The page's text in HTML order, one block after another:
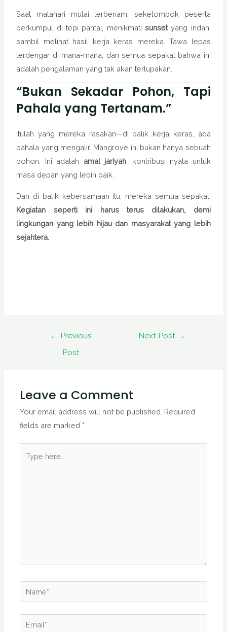
Saat matahari mulai terbenam, sekelompok peserta
berkumpul di tepi pantai, menikmati sunsetyang indah,
sambil melihat hasil kerja keras mereka. Tawa lepas
terdengar di mana-mana, dan semua sepakat bahwa ini
adalah pengalaman yang tak akan terlupakan.
“Bukan Sekadar Pohon, Tapi
Pahala yang Tertanam.”
Itulah yang mereka rasakan—di balik kerja keras, ada
pahala yang mengalir. Mangrove ini bukan hanya sebuah
pohon. Ini adalah amal jariyah , kontribusi nyata untuk
masa depan yang lebih baik.
Dan di balik kebersamaan itu, mereka semua sepakat:
Kegiatan seperti ini harus terus dilakukan, demi
lingkungan yang lebih hijau dan masyarakat yang lebih
sejahtera.
← Previous
Post
Next Post →
Leave a Comment
Your email address will not be published. Required
fields are marked *
here..
Name*
Email*